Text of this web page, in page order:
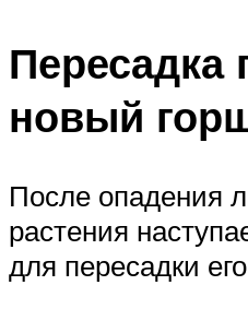
Пересадка
новый
После опадения
растения
для пересадки